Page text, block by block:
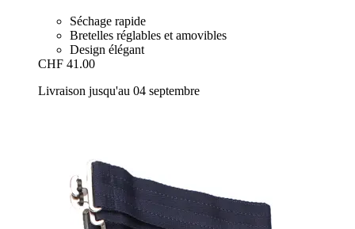
Séchage rapide
Bretelles réglables et amovibles
Design élégant
CHF 41.00
Livraison jusqu'au 04 septembre